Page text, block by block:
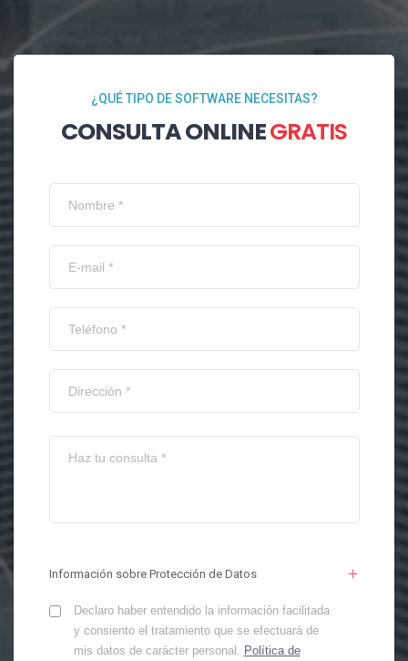
¿QUÉ TIPO DE SOFTWARE NECESITAS?
CONSULTA ONLINEGRATIS
Información sobre Protección de Datos
Declaro haber entendido la información facilitada
y consiento el tratamiento que se efectuará de
mis datos de carácter personal. Política de